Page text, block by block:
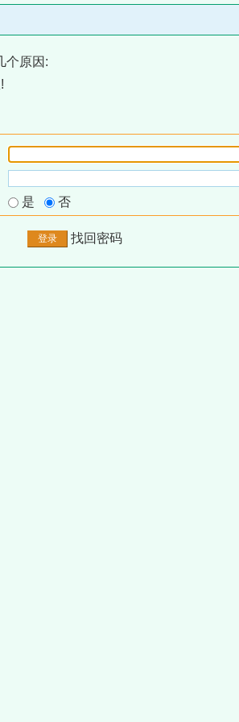
个原因:
是 否
找回密码